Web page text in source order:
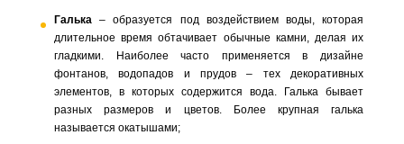
Галька – образуется под воздействием воды, которая
длительное время обтачивает обычные камни, делая их
гладкими. Наиболее часто применяется в дизайне
фонтанов, водопадов и прудов – тех декоративных
элементов, в которых содержится вода. Галька бывает
разных размеров и цветов. Более крупная галька
называется окатышами;